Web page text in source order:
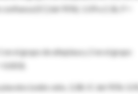
[IC] del 95%). 1.09 a 2.36, P =
el grupo de alteplasa y 2 en el grupo
(odds ratio, 3,38; IC del 95%: 0,92